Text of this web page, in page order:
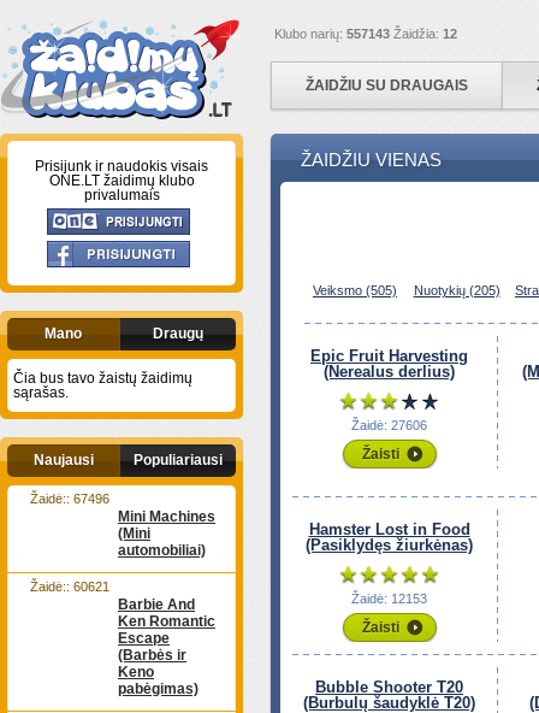
Klubo narių: 557143 Žaidžia: 12
ŽAIDŽIU SU DRAUGAIS
Prisijunk ir naudokis visais
ONE.LT žaidimų klubo
privalumais
Mano Draugų
Čia bus tavo žaistų žaidimų
sąrašas.
Naujausi Populiariausi
Mini Machines
(Mini
automobiliai)
Žaidė:: 67496
Barbie And
Ken Romantic
Escape
(Barbės ir
Keno
pabėgimas)
Žaidė:: 60621
ŽAIDŽIU VIENAS
Veiksmo (505) Nuotykių (205)
Epic Fruit Harvesting
(Nerealus derlius)
Žaidė: 27606
Žaisti
Hamster Lost in Food
(Pasiklydęs žiurkėnas)
Žaidė: 12153
Žaisti
Bubble Shooter T20
(Burbulų šaudyklė T20)